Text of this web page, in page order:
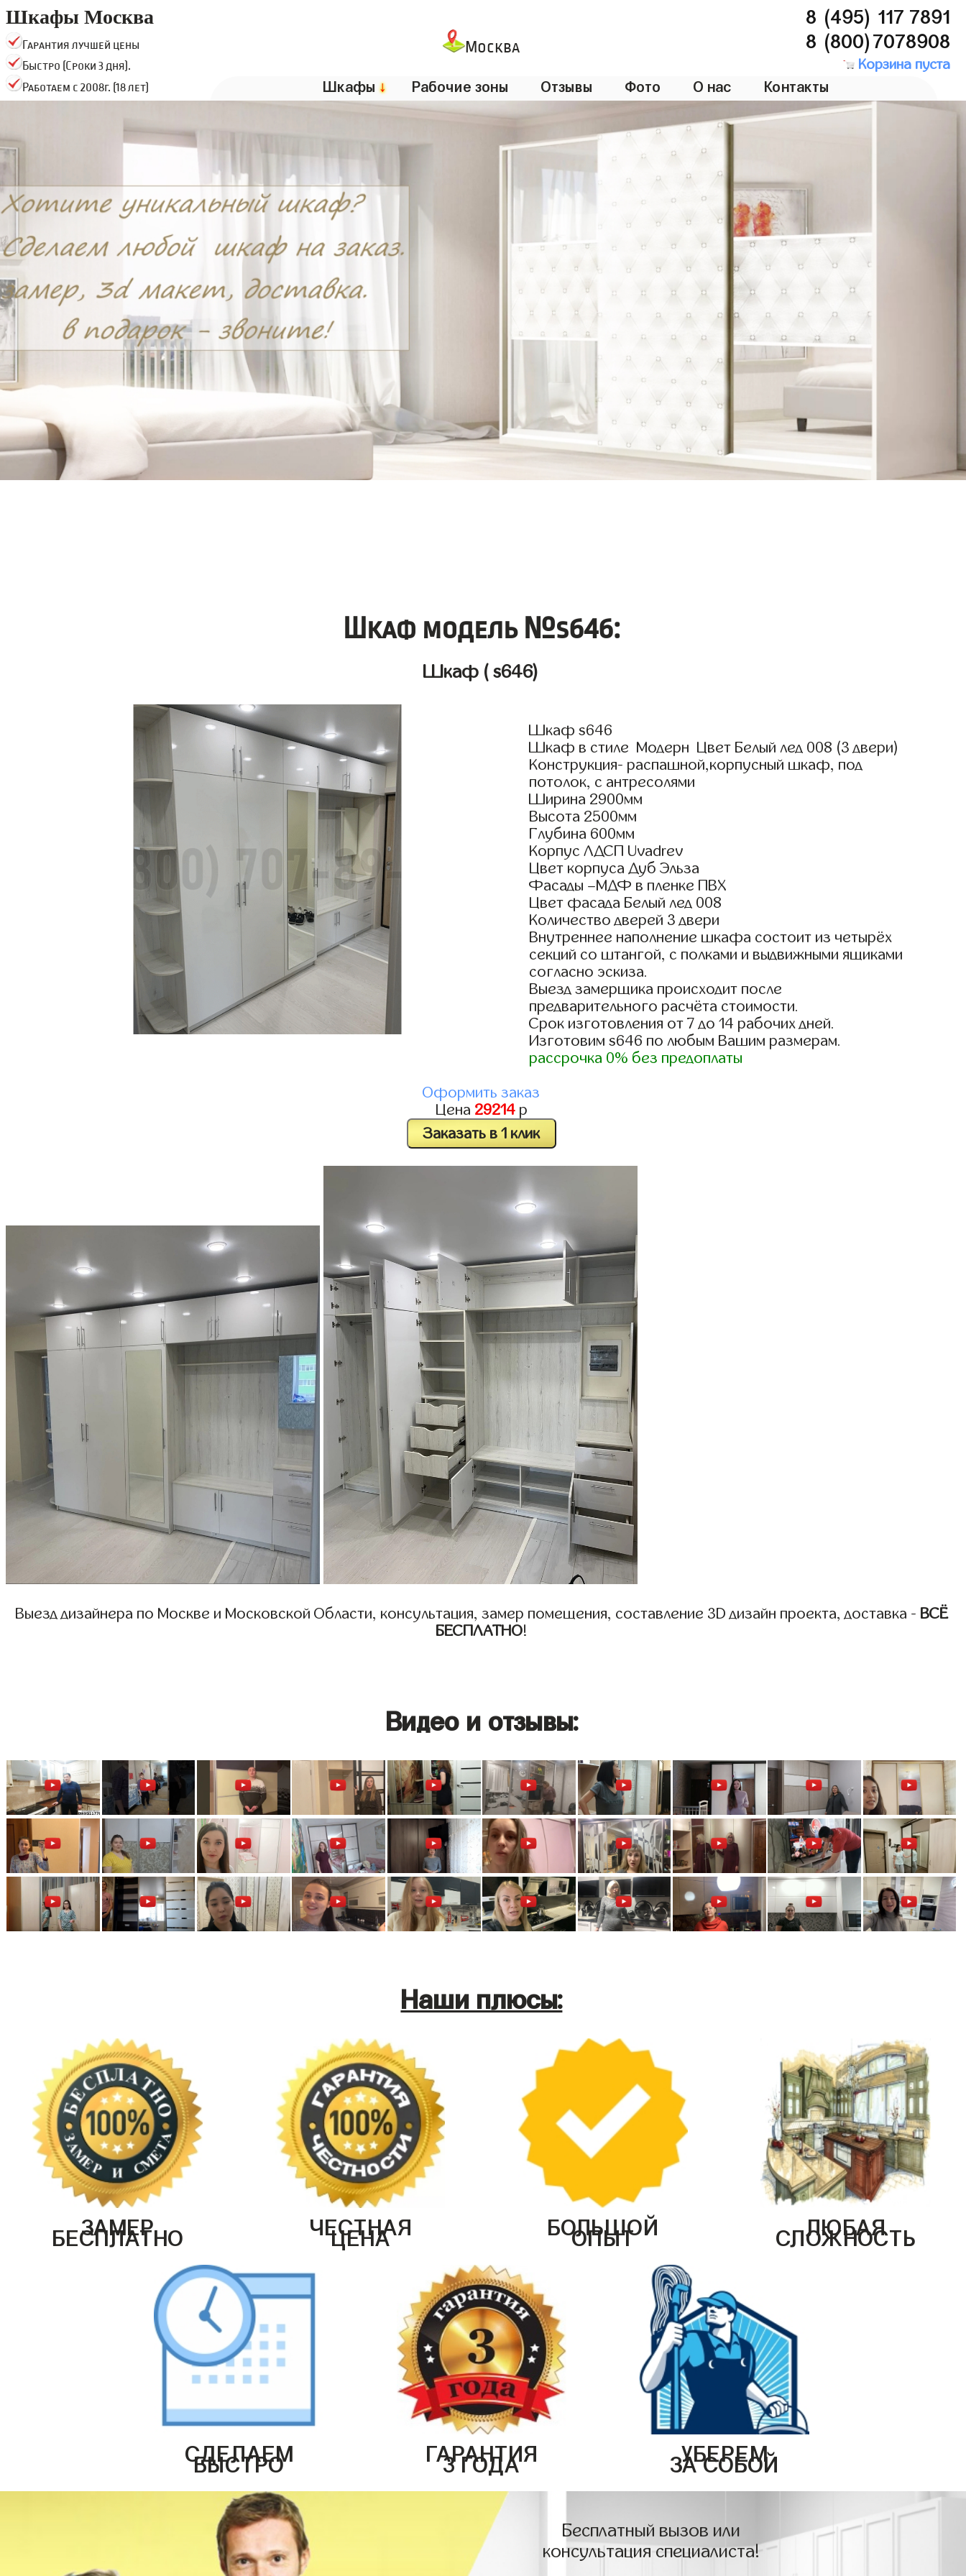
Шкафы Москва
Гарантия лучшей цены
Быстро (Сроки 3 дня).
Работаем с 2008г. (18 лет)
Москва
8 (495) 117 7891
8 (800)7078908
Корзина пуста
Шкафы ↓ Рабочие зоны Отзывы Фото О нас Контакты
Шкаф модель №s646:
Шкаф ( s646)
Шкаф s646
Шкаф в стиле Модерн Цвет Белый лед 008 (3 двери)
Конструкция- распашной,корпусный шкаф, под
потолок, с антресолями
Ширина 2900мм
Высота 2500мм
Глубина 600мм
Корпус ЛДСП Uvadrev
Цвет корпуса Дуб Эльза
Фасады –МДФ в пленке ПВХ
Цвет фасада Белый лед 008
Количество дверей 3 двери
Внутреннее наполнение шкафа состоит из четырёх
секций со штангой, с полками и выдвижными ящиками
согласно эскиза.
Выезд замерщика происходит после
предварительного расчёта стоимости.
Срок изготовления от 7 до 14 рабочих дней.
Изготовим s646 по любым Вашим размерам.
рассрочка 0% без предоплаты
Оформить заказ
Цена 29214р
Заказать в 1 клик
Выезд дизайнера по Москве и Московской Области, консультация, замер помещения, составление 3D дизайн проекта, доставка - ВСЁ
БЕСПЛАТНО!
Видео и отзывы:
Наши плюсы:
ЗАМЕР
БЕСПЛАТНО ЧЕСТНАЯ
ЦЕНА БОЛЬШОЙ
ОПЫТ ЛЮБАЯ
СЛОЖНОСТЬ
СДЕЛАЕМ
БЫСТРО ГАРАНТИЯ
3 ГОДА УБЕРЕМ
ЗА СОБОЙ
Бесплатный вызов или
консультация специалиста!